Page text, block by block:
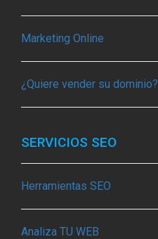
Marketing Online
¿Quiere vender su dominio?
SERVICIOS SEO
Herramientas SEO
Analiza TU WEB